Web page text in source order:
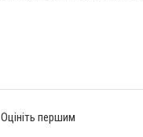
Оцініть першим